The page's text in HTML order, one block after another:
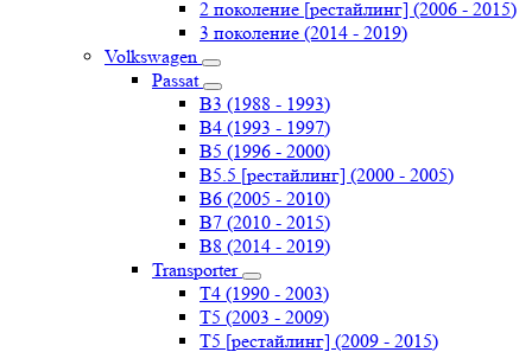
2 поколение [рестайлинг] (2006 - 2015)
3 поколение (2014 - 2019)
Volkswagen
Passat
B3 (1988 - 1993)
B4 (1993 - 1997)
B5 (1996 - 2000)
B5.5 [рестайлинг] (2000 - 2005)
B6 (2005 - 2010)
B7 (2010 - 2015)
B8 (2014 - 2019)
Transporter
Т4 (1990 - 2003)
Т5 (2003 - 2009)
Т5 [рестайлинг] (2009 - 2015)